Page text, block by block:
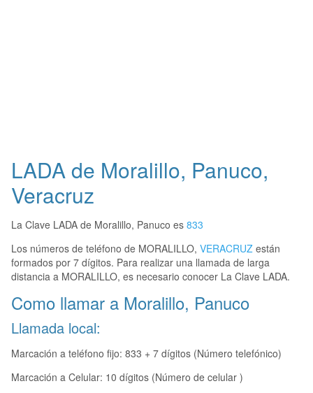
LADA de Moralillo, Panuco,
Veracruz
La Clave LADA de Moralillo, Panuco es 833
Los números de teléfono de MORALILLO, VERACRUZ están
formados por 7 dígitos. Para realizar una llamada de larga
distancia a MORALILLO, es necesario conocer La Clave LADA.
Como llamar a Moralillo, Panuco
Llamada local:
Marcación a teléfono fijo: 833 + 7 dígitos (Número telefónico)
Marcación a Celular: 10 dígitos (Número de celular )